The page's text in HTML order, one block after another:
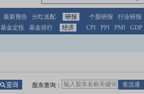
最新预告 分红送配 研报 个股研报 行业研报
基金定投 基金排行 经济 CPI PPI PMI GDP
股东查询：